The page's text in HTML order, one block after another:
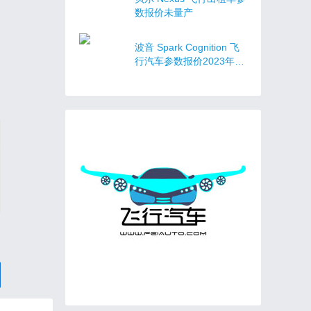
数报价未量产
波音 Spark Cognition 飞
行汽车参数报价2023年上